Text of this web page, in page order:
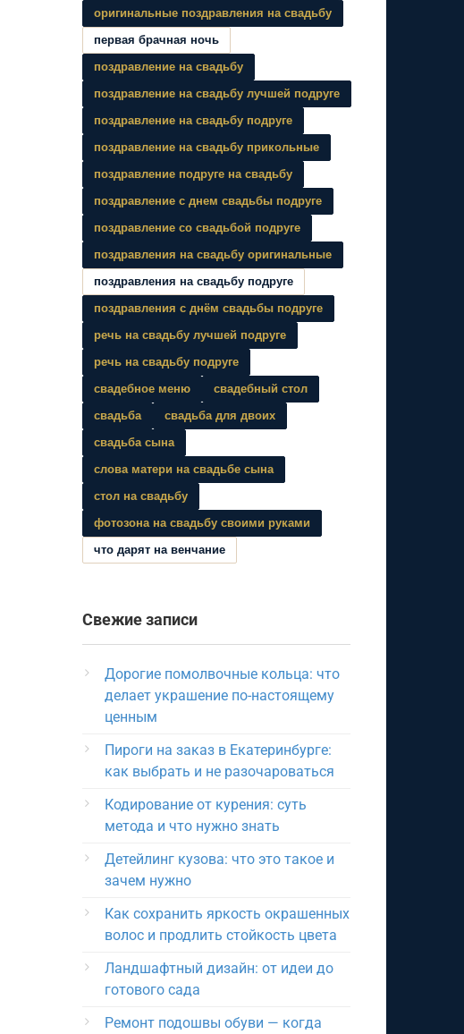
оригинальные поздравления на свадьбу
первая брачная ночь
поздравление на свадьбу
поздравление на свадьбу лучшей подруге
поздравление на свадьбу подруге
поздравление на свадьбу прикольные
поздравление подруге на свадьбу
поздравление с днем свадьбы подруге
поздравление со свадьбой подруге
поздравления на свадьбу оригинальные
поздравления на свадьбу подруге
поздравления с днём свадьбы подруге
речь на свадьбу лучшей подруге
речь на свадьбу подруге
свадебное меню
свадебный стол
свадьба
свадьба для двоих
свадьба сына
слова матери на свадьбе сына
стол на свадьбу
фотозона на свадьбу своими руками
что дарят на венчание
Свежие записи
Дорогие помолвочные кольца: что
делает украшение по-настоящему
ценным
Пироги на заказ в Екатеринбурге:
как выбрать и не разочароваться
Кодирование от курения: суть
метода и что нужно знать
Детейлинг кузова: что это такое и
зачем нужно
Как сохранить яркость окрашенных
волос и продлить стойкость цвета
Ландшафтный дизайн: от идеи до
готового сада
Ремонт подошвы обуви — когда